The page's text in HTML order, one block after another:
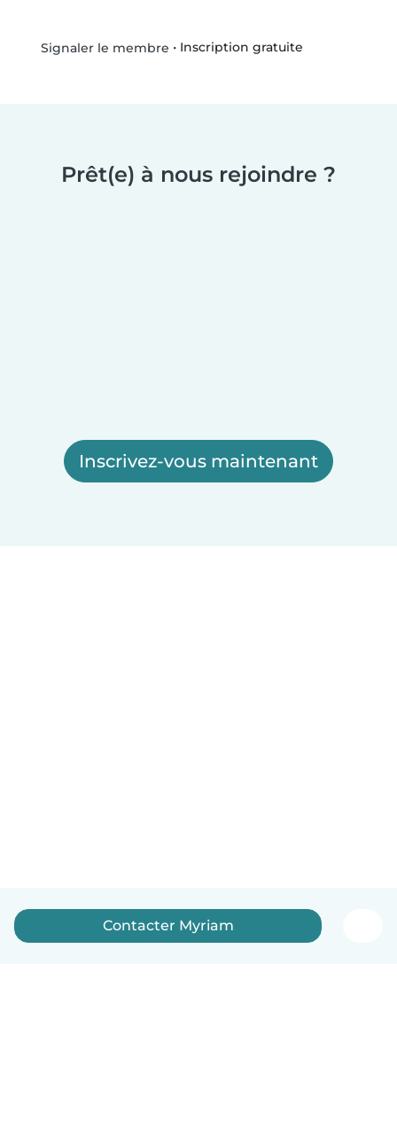
Signaler le membre • Inscription gratuite
Prêt(e) à nous rejoindre ?
Inscrivez-vous maintenant
Contacter Myriam